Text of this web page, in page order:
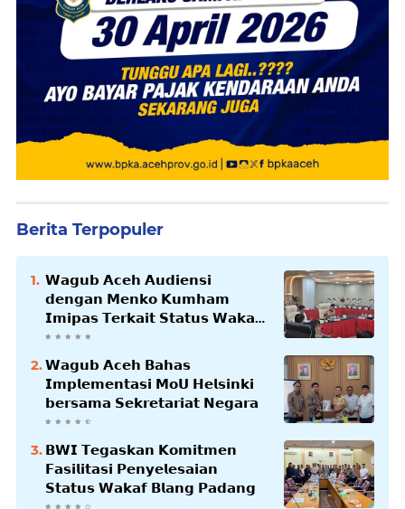
Berita Terpopuler
𝗪𝗮𝗴𝘂𝗯 𝗔𝗰𝗲𝗵 𝗔𝘂𝗱𝗶𝗲𝗻𝘀𝗶
𝗱𝗲𝗻𝗴𝗮𝗻 𝗠𝗲𝗻𝗸𝗼 𝗞𝘂𝗺𝗵𝗮𝗺
𝗜𝗺𝗶𝗽𝗮𝘀 𝗧𝗲𝗿𝗸𝗮𝗶𝘁 𝗦𝘁𝗮𝘁𝘂𝘀 𝗪𝗮𝗸𝗮𝗳
𝗕𝗹𝗮𝗻𝗴𝗽𝗮𝗱𝗮𝗻𝗴
𝗪𝗮𝗴𝘂𝗯 𝗔𝗰𝗲𝗵 𝗕𝗮𝗵𝗮𝘀
𝗜𝗺𝗽𝗹𝗲𝗺𝗲𝗻𝘁𝗮𝘀𝗶 𝗠𝗼𝗨 𝗛𝗲𝗹𝘀𝗶𝗻𝗸𝗶
𝗯𝗲𝗿𝘀𝗮𝗺𝗮 𝗦𝗲𝗸𝗿𝗲𝘁𝗮𝗿𝗶𝗮𝘁 𝗡𝗲𝗴𝗮𝗿𝗮
𝗕𝗪𝗜 𝗧𝗲𝗴𝗮𝘀𝗸𝗮𝗻 𝗞𝗼𝗺𝗶𝘁𝗺𝗲𝗻
𝗙𝗮𝘀𝗶𝗹𝗶𝘁𝗮𝘀𝗶 𝗣𝗲𝗻𝘆𝗲𝗹𝗲𝘀𝗮𝗶𝗮𝗻
𝗦𝘁𝗮𝘁𝘂𝘀 𝗪𝗮𝗸𝗮𝗳 𝗕𝗹𝗮𝗻𝗴 𝗣𝗮𝗱𝗮𝗻𝗴